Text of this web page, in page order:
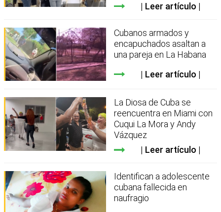
Leer artículo
Cubanos armados y
encapuchados asaltan a
una pareja en La Habana
Leer artículo
La Diosa de Cuba se
reencuentra en Miami con
Cuqui La Mora y Andy
Vázquez
Leer artículo
Identifican a adolescente
cubana fallecida en
naufragio